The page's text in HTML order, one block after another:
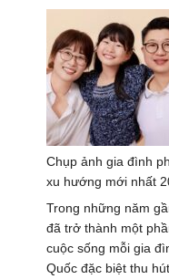
thuê
thợ
chụp
ảnh
ở
Huế
–
bộ
đẹp
nhất
Chụp ảnh gia đình
xu hướng mới nhất
Trong những năm
đã trở thành một
cuộc sống mỗi gia
Quốc đặc biệt thu